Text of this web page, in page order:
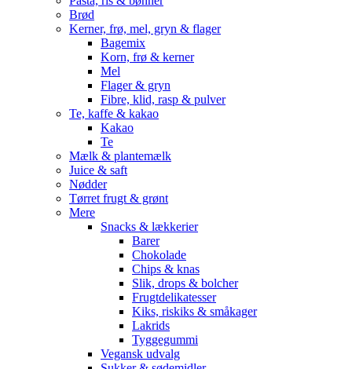
Brød
Kerner, frø, mel, gryn & flager
Bagemix
Korn, frø & kerner
Mel
Flager & gryn
Fibre, klid, rasp & pulver
Te, kaffe & kakao
Kakao
Te
Mælk & plantemælk
Juice & saft
Nødder
Tørret frugt & grønt
Mere
Snacks & lækkerier
Barer
Chokolade
Chips & knas
Slik, drops & bolcher
Frugtdelikatesser
Kiks, riskiks & småkager
Lakrids
Tyggegummi
Vegansk udvalg